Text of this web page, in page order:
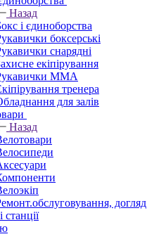
Назад
і єдиноборства
боксерські
снарядні
екіпірування
ММА
тренера
для залів
Назад
догляд
станції